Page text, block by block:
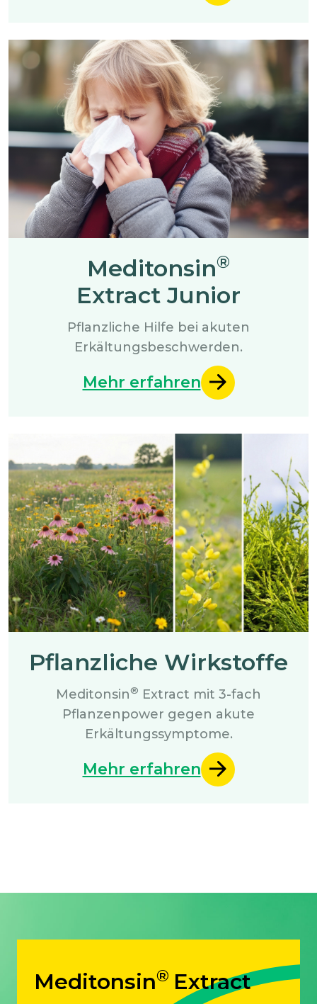
Meditonsin®
Extract Junior
Pflanzliche Hilfe bei akuten
Erkältungsbeschwerden.
Mehr erfahren
Pflanzliche Wirkstoffe
Meditonsin® Extract mit 3-fach
Pflanzenpower gegen akute
Erkältungssymptome.
Mehr erfahren
Meditonsin® Extract